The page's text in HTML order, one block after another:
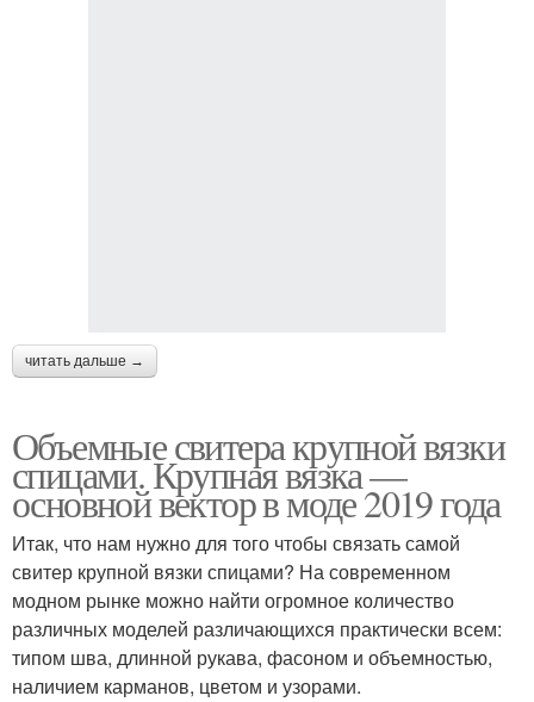
читать дальше →
Объемные свитера крупной вязки
спицами. Крупная вязка —
основной вектор в моде 2019 года
Итак, что нам нужно для того чтобы связать самой
свитер крупной вязки спицами? На современном
модном рынке можно найти огромное количество
различных моделей различающихся практически всем:
типом шва, длинной рукава, фасоном и объемностью,
наличием карманов, цветом и узорами.